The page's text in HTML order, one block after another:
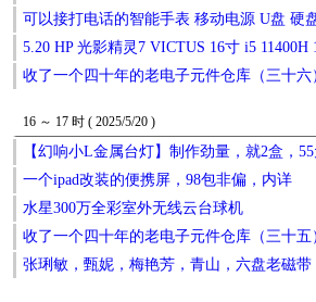
可以接打电话的智能手表 移动电源 U盘 硬
5.20 HP 光影精灵7 VICTUS 16寸 i5 11400H
收了一个四十年的老电子元件仓库（三十
16 ～ 17 时 ( 2025/5/20 )
【幻响小L金属台灯】制作劲量，就2盒，
一个ipad改装的便携屏，98包非偏，内详
水星300万全彩室外无线云台球机
收了一个四十年的老电子元件仓库（三十五
张琍敏，甄妮，梅艳芳，青山，六盘老磁带